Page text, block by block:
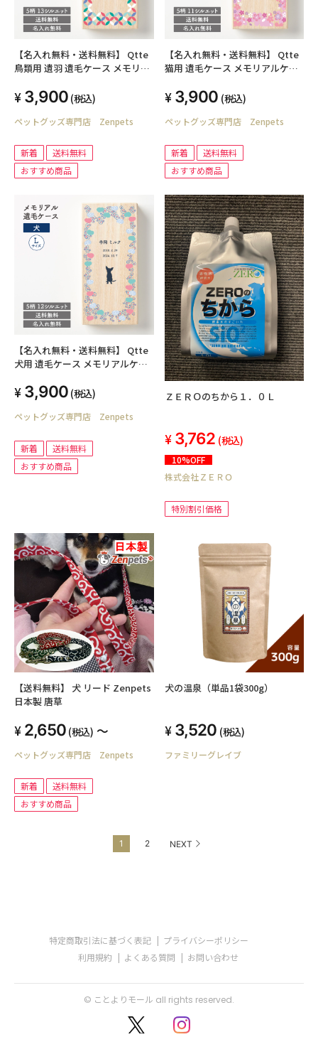
【名入れ無料・送料無料】 Qtte
鳥類用 遺羽 遺毛ケース メモリア
3,900 (税込)
ペットグッズ専門店 Zenpets
新着
送料無料
おすすめ商品
【名入れ無料・送料無料】 Qtte
猫用 遺毛ケース メモリアルケー
3,900 (税込)
ペットグッズ専門店 Zenpets
新着
送料無料
おすすめ商品
【名入れ無料・送料無料】 Qtte
犬用 遺毛ケース メモリアルケー
3,900 (税込)
ペットグッズ専門店 Zenpets
新着
送料無料
おすすめ商品
ＺＥＲＯのちから１．０Ｌ
3,762 (税込)
10%OFF
株式会社ＺＥＲＯ
特別割引価格
【送料無料】 犬 リード Zenpets
日本製 唐草
2,650 (税込) ～
ペットグッズ専門店 Zenpets
新着
送料無料
おすすめ商品
犬の温泉（単品1袋300g）
3,520 (税込)
ファミリーグレイブ
1 2 NEXT
特定商取引法に基づく表記
プライバシーポリシー
利用規約
よくある質問 お問い合わせ
© ことよりモール all rights reserved.